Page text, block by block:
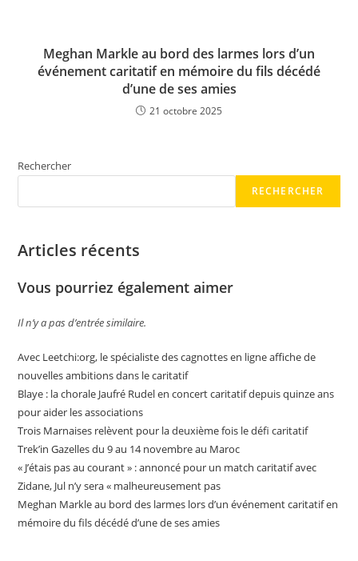
Meghan Markle au bord des larmes lors d’un
événement caritatif en mémoire du fils décédé
d’une de ses amies
21 octobre 2025
Rechercher
RECHERCHER
Articles récents
Vous pourriez également aimer
Il n’y a pas d’entrée similaire.
Avec Leetchi:org, le spécialiste des cagnottes en ligne affiche de
nouvelles ambitions dans le caritatif
Blaye : la chorale Jaufré Rudel en concert caritatif depuis quinze ans
pour aider les associations
Trois Marnaises relèvent pour la deuxième fois le défi caritatif
Trek’in Gazelles du 9 au 14 novembre au Maroc
« J’étais pas au courant » : annoncé pour un match caritatif avec
Zidane, Jul n’y sera « malheureusement pas
Meghan Markle au bord des larmes lors d’un événement caritatif en
mémoire du fils décédé d’une de ses amies